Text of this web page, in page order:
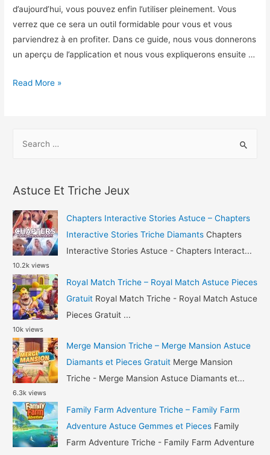
d’aujourd’hui, vous pouvez enfin l’utiliser pleinement. Vous
verrez que ce sera un outil formidable pour vous et vous
parviendrez à en profiter. Dans ce guide, nous vous donnerons
un aperçu de l’application et nous vous expliquerons ensuite …
Badoo
Triche
Gratuit
Read More »
h
f
o
r
:
Astuce Et Triche Jeux
Chapters Interactive Stories Astuce – Chapters
Interactive Stories Triche Diamants Chapters
Interactive Stories Astuce - Chapters Interact...
10.2k views
Royal Match Triche – Royal Match Astuce Pieces
Gratuit Royal Match Triche - Royal Match Astuce
Pieces Gratuit ...
10k views
Merge Mansion Triche – Merge Mansion Astuce
Diamants et Pieces Gratuit Merge Mansion
Triche - Merge Mansion Astuce Diamants et...
6.3k views
Family Farm Adventure Triche – Family Farm
Adventure Astuce Gemmes et Pieces Family
Farm Adventure Triche - Family Farm Adventure